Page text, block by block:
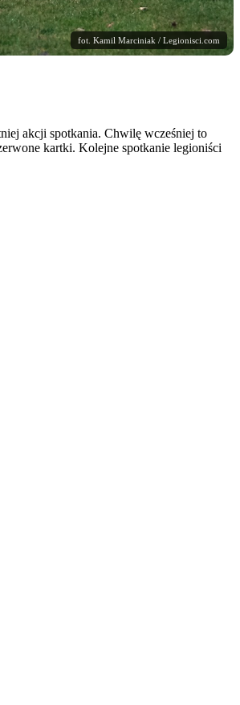
fot. Kamil Marciniak / Legionisci.com
akcji spotkania. Chwilę wcześniej to
kartki. Kolejne spotkanie legioniści